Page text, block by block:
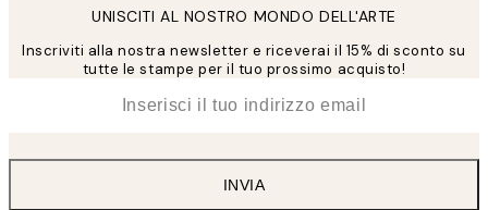
UNISCITI AL NOSTRO MONDO DELL'ARTE
Inscriviti alla nostra newsletter e riceverai il 15% di sconto su
tutte le stampe per il tuo prossimo acquisto!
INVIA